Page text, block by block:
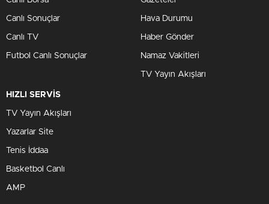
Canlı Sonuçlar
Canlı TV
Futbol Canlı Sonuçlar
Hava Durumu
Haber Gönder
Namaz Vakitleri
TV Yayın Akışları
HIZLI SERVİS
TV Yayın Akışları
Yazarlar Site
Tenis İddaa
Basketbol Canlı
AMP